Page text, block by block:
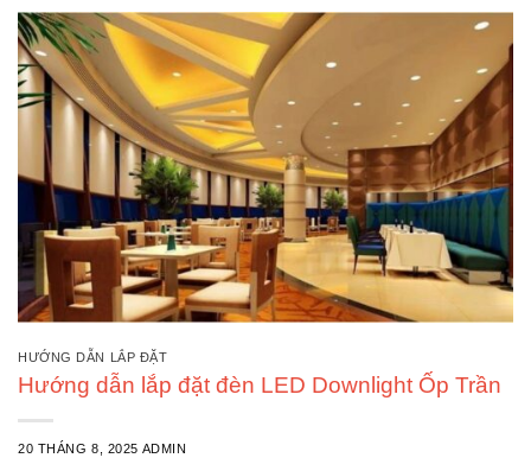
HƯỚNG DẪN LẮP ĐẶT
Hướng dẫn lắp đặt đèn LED Downlight Ốp Trần
20 THÁNG 8, 2025 ADMIN